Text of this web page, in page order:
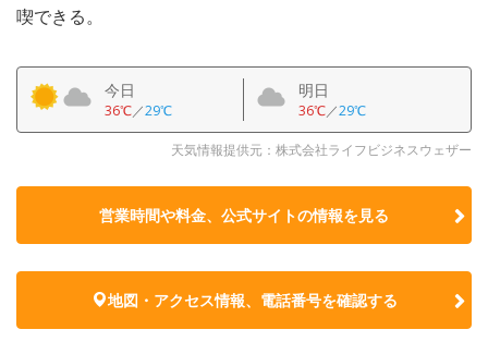
喫できる。
今日
36℃／29℃
明日
36℃／29℃
天気情報提供元：株式会社ライフビジネスウェザー
営業時間や料金、公式サイトの情報を見る
地図・アクセス情報、電話番号を確認する